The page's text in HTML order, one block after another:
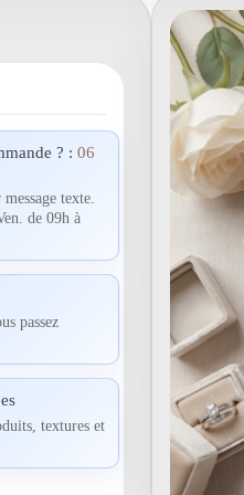
? : 06
texte.
de 09h à
passez
textures et